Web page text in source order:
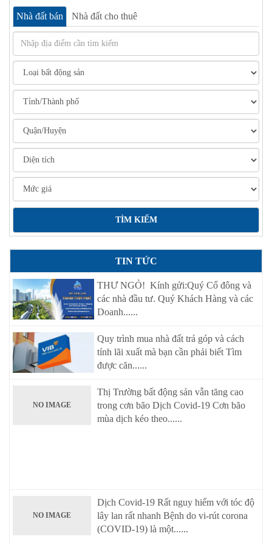
Nhà đất bán Nhà đất cho thuê
TIN TỨC
THƯ NGỎ! Kính gửi:Quý Cổ đông và
các nhà đầu tư. Quý Khách Hàng và các
Doanh......
Quy trình mua nhà đất trả góp và cách
tính lãi xuất mà bạn cần phải biết Tìm
được căn......
NO IMAGE
Thị Trường bất động sản vẫn tăng cao
trong cơn bão Dịch Covid-19 Cơn bão
mùa dịch kéo theo......
NO IMAGE
Dịch Covid-19 Rất nguy hiểm với tóc độ
lây lan rất nhanh Bệnh do vi-rút corona
(COVID-19) là một......